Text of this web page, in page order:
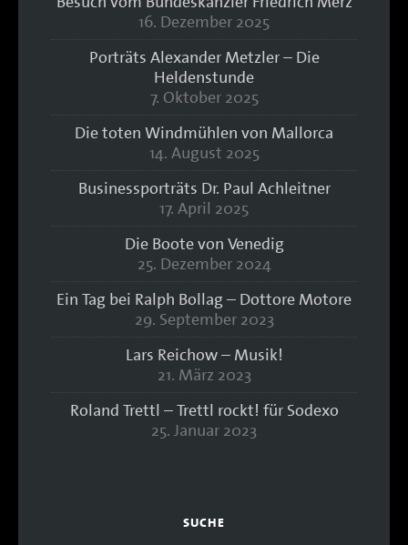
16. Dezember 2025
Porträts Alexander Metzler – Die
Heldenstunde
7. Oktober 2025
Die toten Windmühlen von Mallorca
14. August 2025
Businessporträts Dr. Paul Achleitner
17. April 2025
Die Boote von Venedig
25. Dezember 2024
Ein Tag bei Ralph Bollag – Dottore Motore
29. September 2023
Lars Reichow – Musik!
21. März 2023
Roland Trettl – Trettl rockt! für Sodexo
25. Januar 2023
SUCHE